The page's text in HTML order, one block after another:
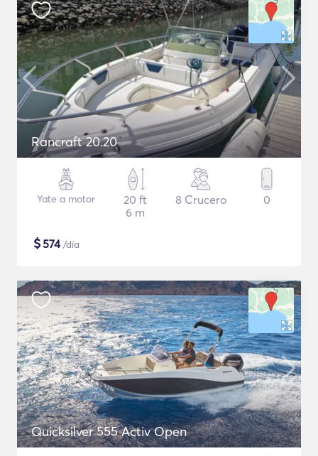
Rancraft 20.20
Yate a motor
20 ft
6 m
8 Crucero 0
$574/día
Quicksilver 555 Activ Open